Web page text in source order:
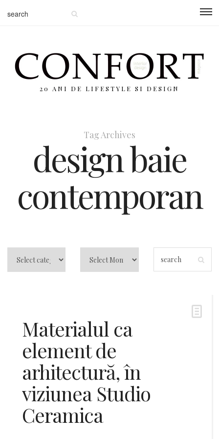
20 ANI DE LIFESTYLE SI DESIGN
Tag Archives
design baie
contemporan
Materialul ca
element de
arhitectură, în
viziunea Studio
Ceramica